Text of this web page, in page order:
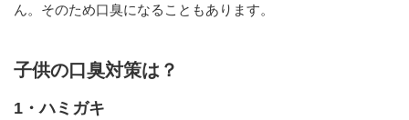
ん。そのため口臭になることもあります。
子供の口臭対策は？
1・ハミガキ